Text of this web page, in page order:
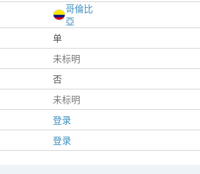
哥倫比
亞
单
未标明
否
未标明
登录
登录